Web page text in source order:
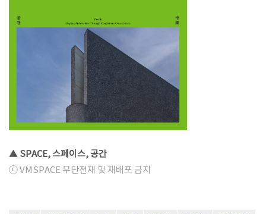
▲ SPACE, 스페이스, 공간
ⓒ VMSPACE 무단전재 및 재배포 금지